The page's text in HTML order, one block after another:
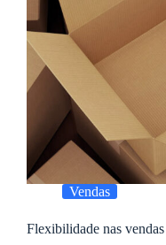
Vendas
Flexibilidade nas